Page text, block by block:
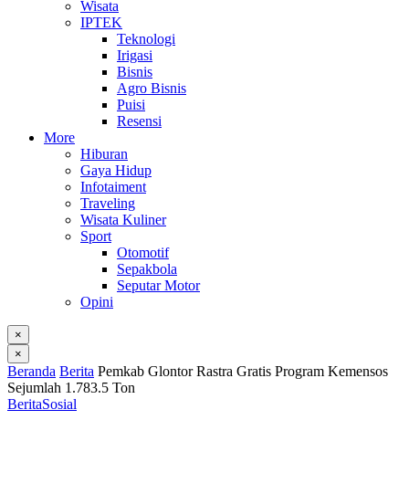
Wisata
IPTEK
Teknologi
Irigasi
Bisnis
Agro Bisnis
Puisi
Resensi
More
Hiburan
Gaya Hidup
Infotaiment
Traveling
Wisata Kuliner
Sport
Otomotif
Sepakbola
Seputar Motor
Opini
×
×
Beranda Berita Pemkab Glontor Rastra Gratis Program Kemensos
Sejumlah 1.783.5 Ton
BeritaSosial